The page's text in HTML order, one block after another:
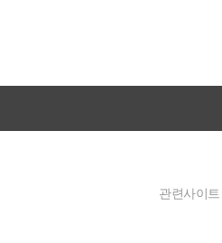
관련사이트